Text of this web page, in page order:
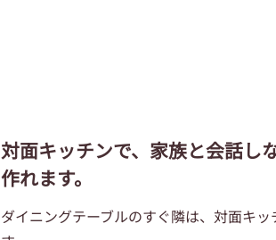
対面キッチンで、家族と会話し
作れます。
ダイニングテーブルのすぐ隣は、対面キッ